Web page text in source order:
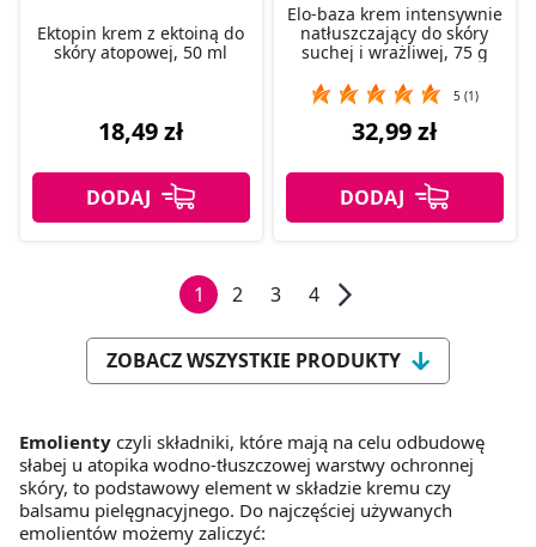
Ektopin krem z ektoiną do
skóry atopowej, 50 ml
18,49 zł
Elo-baza krem intensywnie
natłuszczający do skóry
suchej i wrażliwej, 75 g
5 (1)
32,99 zł
1 2 3 4
ZOBACZ WSZYSTKIE PRODUKTY
Emolienty czyli składniki, które mają na celu odbudowę
słabej u atopika wodno-tłuszczowej warstwy ochronnej
skóry, to podstawowy element w składzie kremu czy
balsamu pielęgnacyjnego. Do najczęściej używanych
emolientów możemy zaliczyć: